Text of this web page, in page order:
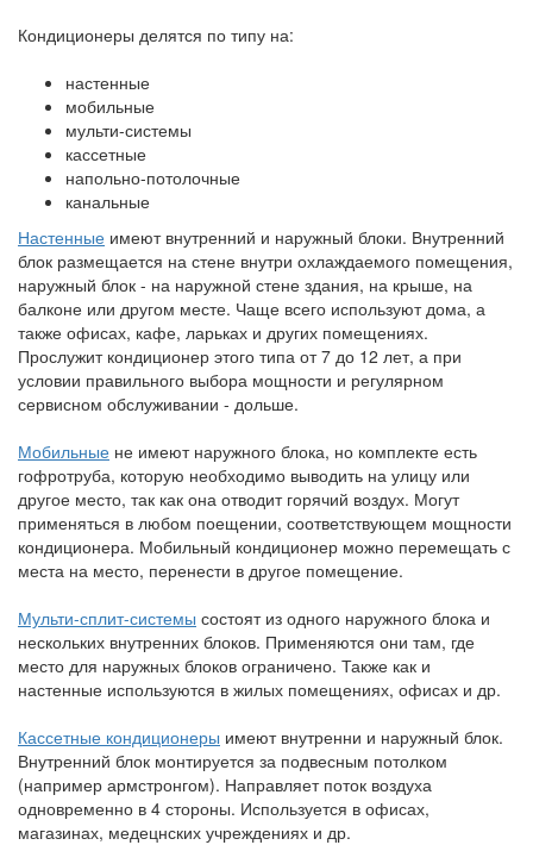
Кондиционеры делятся по типу на:
настенные
мобильные
мульти-системы
кассетные
напольно-потолочные
канальные
Настенные имеют внутренний и наружный блоки. Внутренний
блок размещается на стене внутри охлаждаемого помещения,
наружный блок - на наружной стене здания, на крыше, на
балконе или другом месте. Чаще всего используют дома, а
также офисах, кафе, ларьках и других помещениях.
Прослужит кондиционер этого типа от 7 до 12 лет, а при
условии правильного выбора мощности и регулярном
сервисном обслуживании - дольше.
Мобильные не имеют наружного блока, но комплекте есть
гофротруба, которую необходимо выводить на улицу или
другое место, так как она отводит горячий воздух. Могут
применяться в любом поещении, соответствующем мощности
кондиционера. Мобильный кондиционер можно перемещать с
места на место, перенести в другое помещение.
Мульти-сплит-системы состоят из одного наружного блока и
нескольких внутренних блоков. Применяются они там, где
место для наружных блоков ограничено. Также как и
настенные используются в жилых помещениях, офисах и др.
Кассетные кондиционеры имеют внутренни и наружный блок.
Внутренний блок монтируется за подвесным потолком
(например армстронгом). Направляет поток воздуха
одновременно в 4 стороны. Используется в офисах,
магазинах, медецнских учреждениях и др.